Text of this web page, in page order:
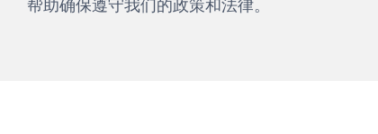
帮助确保遵守我们的政策和法律。